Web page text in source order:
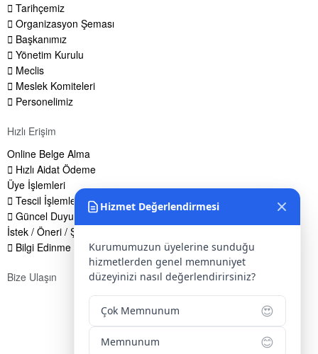
Tarihçemiz
Organizasyon Şeması
Başkanımız
Yönetim Kurulu
Meclis
Meslek Komiteleri
Personelimiz
Hızlı Erişim
Online Belge Alma
Hızlı Aidat Ödeme
Üye İşlemleri
Tescil İşlemleri
Güncel Duyurular
İstek / Öneri / Şikayet Formu
Bilgi Edinme Hakkı
Bize Ulaşın
Yenice Mah. Atatürk Cad. Tüccarlar İşhanı Kat:1 No:1
KIRŞEHİR / TÜRKİYE
0 386 213 11 86
Hizmet Değerlendirmesi
Kurumumuzun üyelerine sunduğu
hizmetlerden genel memnuniyet
düzeyinizi nasıl değerlendirirsiniz?
Çok Memnunum 😍
Memnunum 😊